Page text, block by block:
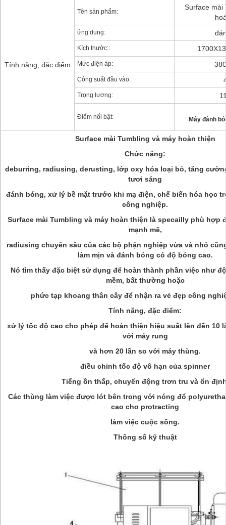
Tính năng, đặc điểm
Tên sản phẩm:
Surface mài
ứng dụng:
Kích thước::
Mức điện áp:
Công suất đầu vào:
Trọng lượng:
Điểm nổi bật: Máy đánh
Surface mài Tumbling và máy hoàn thiện
Chức năng:
deburring, radiusing, derusting, lớp oxy hóa loại bỏ, tăng
tươi sáng
đánh bóng, xử lý bề mặt trước khi mạ điện, chế biến hóa học
công nghiệp.
Surface mài Tumbling và máy hoàn thiện là specailly phù hợp
mạnh mẽ,
radiusing chuyên sâu của các bộ phận nghiệp vừa và nhỏ
làm mịn và đánh bóng có độ bóng cao.
Nó tìm thấy đặc biệt sử dụng để hoàn thành phần việc như
mềm, bất thường hoặc
phức tạp khoang thân cây để nhận ra vẻ đẹp công
Tính năng, đặc điểm:
xử lý tốc độ cao cho phép để hoàn thiện hiệu suất lên đến 10
với máy rung
và hơn 20 lần so với máy thùng.
điều chỉnh tốc độ vô hạn của spinner
Tiếng ồn thấp, chuyển động trơn tru và ổn
Các thùng làm việc được lót bên trong với nóng đổ
cao cho protracting
làm việc cuộc sống.
Thông số kỹ thuật